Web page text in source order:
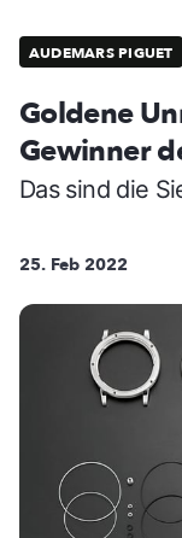
AUDEMARS PIGUET
Goldene
Gewinner
Das sind die
25. Feb 2022